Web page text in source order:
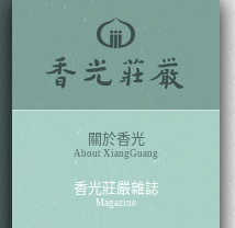
關於香光
About XiangGuang
香光莊嚴雜誌
Magazine